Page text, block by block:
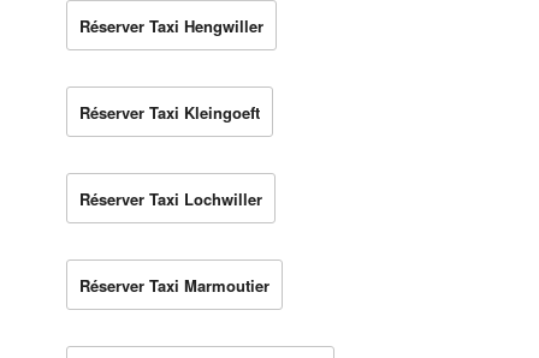
Réserver Taxi Hengwiller
Réserver Taxi Kleingoeft
Réserver Taxi Lochwiller
Réserver Taxi Marmoutier